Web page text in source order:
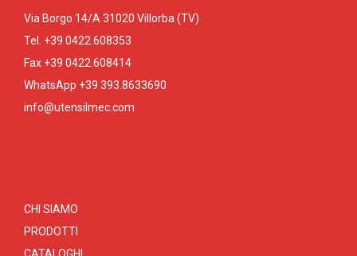
Via Borgo 14/A 31020 Villorba (TV)
Tel. +39 0422.608353
Fax +39 0422.608414
WhatsApp +39 393.8633690
info@utensilmec.com
CHI SIAMO
PRODOTTI
CATALOGHI